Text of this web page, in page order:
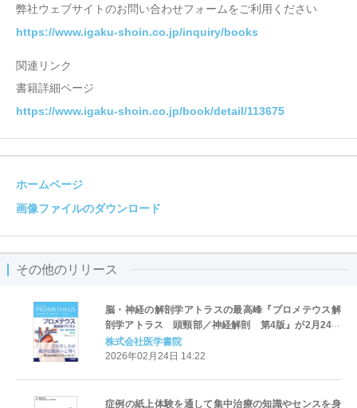
弊社ウェブサイトのお問い合わせフォームをご利用ください
https://www.igaku-shoin.co.jp/inquiry/books
関連リンク
書籍詳細ページ
https://www.igaku-shoin.co.jp/book/detail/113675
ホームページ
画像ファイルのダウンロード
その他のリリース
脳・神経の解剖学アトラスの最高峰『プロメテウス解
剖学アトラス 頭頸部／神経解剖 第4版』が2月24日
発売！
株式会社医学書院
2026年02月24日 14:22
症例の紙上体験を通して集中治療の知識やセンスを身